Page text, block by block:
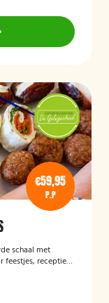
€59,95
P.P
schaal met
feestjes, recepties